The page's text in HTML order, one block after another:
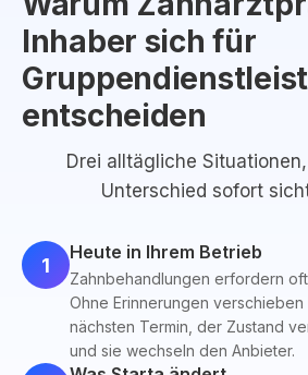
Inhaber sich für
entscheiden
Drei alltägliche
Unterschied sofort
1
Heute in Ihrem Betrieb
Zahnbehandlungen erfordern
Ohne Erinnerungen verschieben
nächsten Termin, der Zustand
und sie wechseln den Anbieter.